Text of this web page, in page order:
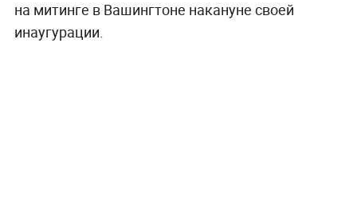
на митинге в Вашингтоне накануне своей
инаугурации.